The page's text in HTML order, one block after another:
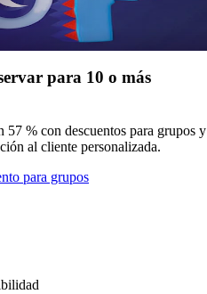
para 10 o más
57 % con descuentos para grupos y
al cliente personalizada.
para grupos